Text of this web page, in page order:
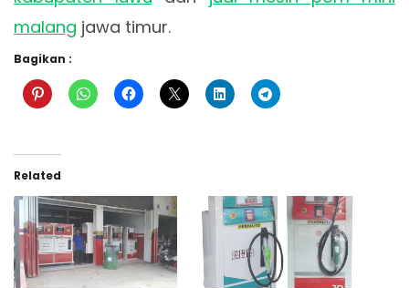
malang jawa timur.
Bagikan :
Related